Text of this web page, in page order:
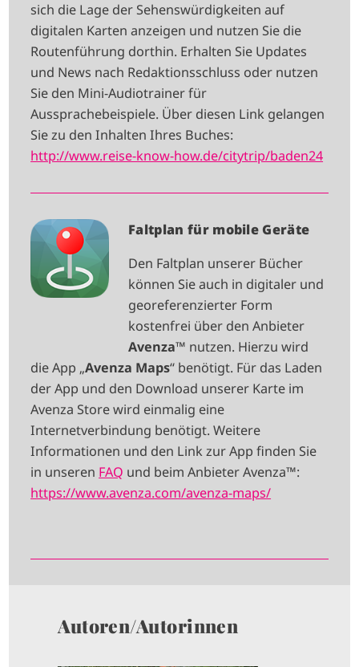
sich die Lage der Sehenswürdigkeiten auf
digitalen Karten anzeigen und nutzen Sie die
Routenführung dorthin. Erhalten Sie Updates
und News nach Redaktionsschluss oder nutzen
Sie den Mini-Audiotrainer für
Aussprachebeispiele. Über diesen Link gelangen
Sie zu den Inhalten Ihres Buches:
http://www.reise-know-how.de/citytrip/baden24
I
G
Faltplan für mobile Geräte
Den Faltplan unserer Bücher
können Sie auch in digitaler und
georeferenzierter Form
kostenfrei über den Anbieter
Avenza™ nutzen. Hierzu wird
die App „Avenza Maps“ benötigt. Für das Laden
der App und den Download unserer Karte im
Avenza Store wird einmalig eine
Internetverbindung benötigt. Weitere
Informationen und den Link zur App finden Sie
in unseren FAQ und beim Anbieter Avenza™:
https://www.avenza.com/avenza-maps/
Autoren/Autorinnen